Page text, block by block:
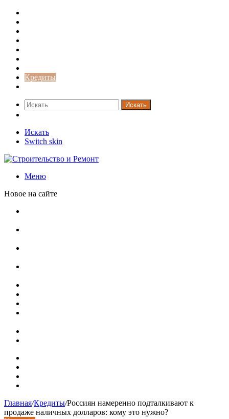
Кредиты
Искать
Искать
Switch skin
Меню
Новое на сайте
Главная/Кредиты/Россиян намеренно подталкивают к
продаже наличных долларов: кому это нужно?